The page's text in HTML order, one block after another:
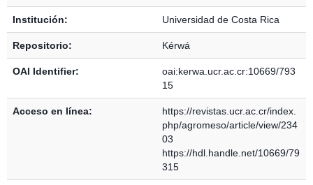
Institución: Universidad de Costa Rica
Repositorio: Kérwá
OAI Identifier:
oai:kerwa.ucr.ac.cr:10669/793
15
Acceso en línea:
https://revistas.ucr.ac.cr/index.
php/agromeso/article/view/234
03
https://hdl.handle.net/10669/79
315